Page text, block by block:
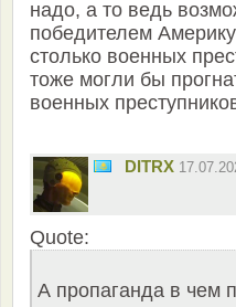
надо, а то ведь
победителем
столько военных
тоже могли бы
военных
DITRX
Quote:
А пропаганда в чем